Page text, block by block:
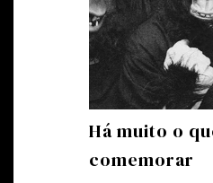
Há muito o
comemorar